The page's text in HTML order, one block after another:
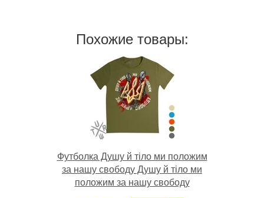
Похожие товары:
Футболка Душу й тіло ми положим
за нашу свободу Душу й тіло ми
положим за нашу свободу